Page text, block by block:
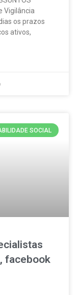
Vigilância
os prazos
ativos,
SOCIAL
facebook